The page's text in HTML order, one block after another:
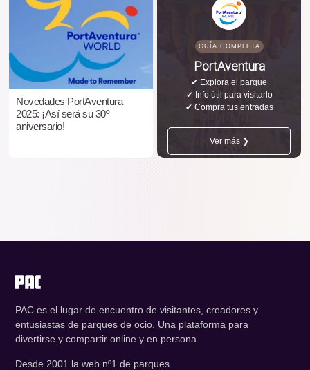
Novedades PortAventura
2025: ¡Así será su 30º
aniversario!
GUÍA COMPLETA
PortAventura
✔ Explora el parque
✔ Info útil para visitarlo
✔ Compra tus entradas
Ver más ❯
PAC es el lugar de encuentro de visitantes, creadores y
entusiastas de parques de ocio. Una plataforma para
divertirse y compartir online y en persona.
Desde 2001 la web nº1 de parques.